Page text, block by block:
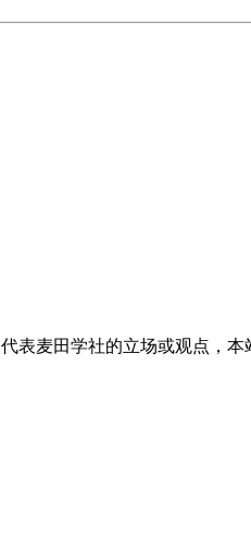
表麦田学社的立场或观点，